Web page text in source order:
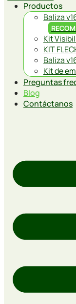
Productos
Baliza
Kit
KIT
Baliza
Kit de
Preguntas
Blog
Contáctanos